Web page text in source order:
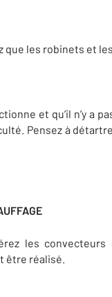
les robinets et
et qu’il n’y a
Pensez à
les
être réalisé.